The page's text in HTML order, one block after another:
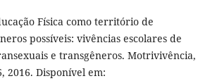
Física como território de
possíveis: vivências escolares de
e transgêneros. Motrivivência,
2016. Disponível em: